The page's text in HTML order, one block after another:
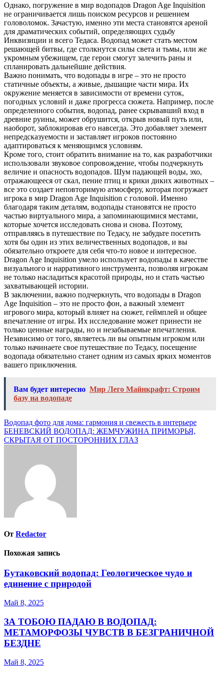
Однако, погружение в мир водопадов Dragon Age Inquisition
не ограничивается лишь поиском ресурсов и решением
головоломок. Зачастую, именно эти места становятся ареной
для драматических событий, определяющих судьбу
Инквизиции и всего Тедаса. Водопад может стать местом
решающей битвы, где столкнутся силы света и тьмы, или же
укромным убежищем, где герои смогут залечить раны и
спланировать дальнейшие действия.
Важно понимать, что водопады в игре – это не просто
статичные объекты, а живые, дышащие части мира. Их
окружение меняется в зависимости от времени суток,
погодных условий и даже прогресса сюжета. Например, после
определенного события, водопад, ранее скрывавший вход в
древние руины, может обрушится, открыв новый путь или,
наоборот, заблокировав его навсегда. Это добавляет элемент
непредсказуемости и заставляет игроков постоянно
адаптироваться к меняющимся условиям.
Кроме того, стоит обратить внимание на то, как разработчики
использовали звуковое сопровождение, чтобы подчеркнуть
величие и опасность водопадов. Шум падающей воды, эхо,
отражающееся от скал, пение птиц и крики диких животных –
все это создает неповторимую атмосферу, которая погружает
игрока в мир Dragon Age Inquisition с головой. Именно
благодаря таким деталям, водопады становятся не просто
частью виртуального мира, а запоминающимися местами,
которые хочется исследовать снова и снова. Поэтому,
отправляясь в путешествие по Тедасу, не забудьте посетить
хотя бы один из этих величественных водопадов, и вы
обязательно откроете для себя что-то новое и интересное.
Dragon Age Inquisition умело использует водопады в качестве
визуального и нарративного инструмента, позволяя игрокам
не только насладиться красотой природы, но и стать частью
захватывающей истории.
В заключении, важно подчеркнуть, что водопады в Dragon
Age Inquisition – это не просто фон, а важный элемент
игрового мира, который влияет на сюжет, геймплей и общее
впечатление от игры. Их исследование может принести не
только ценные награды, но и незабываемые впечатления.
Независимо от того, являетесь ли вы опытным игроком или
только начинаете свое путешествие по Тедасу, посещение
водопада обязательно станет одним из самых ярких моментов
вашего приключения.
Вам будет интересно Мир Лего Майнкрафт: Строим
базу на водопаде
Навигация
по
Водопад фото для дома: гармония и свежесть в интерьере
БЕНЕВСКИЙ ВОДОПАД: ЖЕМЧУЖИНА ПРИМОРЬЯ,
СКРЫТАЯ ОТ ПОСТОРОННИХ ГЛАЗ
От Redactor
Похожая запись
Бутаковский водопад: Геологическое чудо и
единение с природой
Май 8, 2025
ЗА ТОБОЮ ПАДАЮ В ВОДОПАД:
МЕТАМОРФОЗЫ ЧУВСТВ В БЕЗГРАНИЧНОЙ
БЕЗДНЕ
Май 8, 2025